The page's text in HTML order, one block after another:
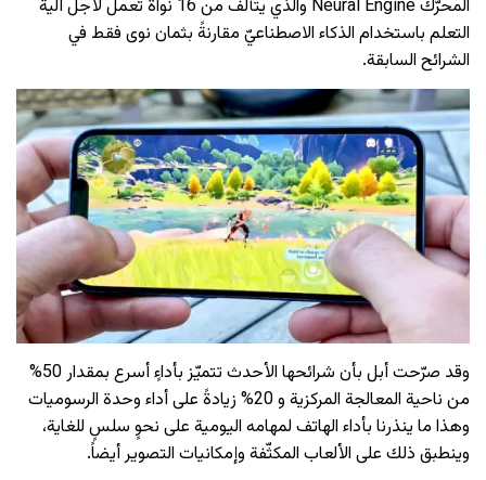
المحرّك Neural Engine والذي يتألف من 16 نواةً تعمل لأجل آلية
التعلم باستخدام الذكاء الاصطناعيّ مقارنةً بثمان نوى فقط في
الشرائح السابقة.
وقد صرّحت أبل بأن شرائحها الأحدث تتميّز بأداءٍ أسرع بمقدار 50%
من ناحية المعالجة المركزية و 20% زيادةً على أداء وحدة الرسوميات
وهذا ما ينذرنا بأداء الهاتف لمهامه اليومية على نحوٍ سلسٍ للغاية،
وينطبق ذلك على الألعاب المكثّفة وإمكانيات التصوير أيضاً.